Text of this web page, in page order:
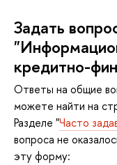
Задать
кредитно-
Ответы на общие
можете найти на
Разделе "Часто
опроса не
эту форму: